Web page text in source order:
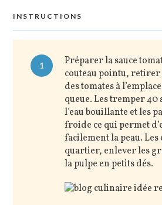
INSTRUCTIONS
1
Préparer la sauce
couteau pointu,
des tomates à
queue. Les tremper 40
l’eau bouillante et les
froide ce qui permet
facilement la peau. Les
quartier, enlever les
la pulpe en petits dés.